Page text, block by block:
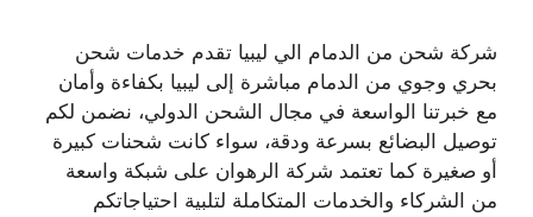
شركة شحن من الدمام الي ليبيا تقدم خدمات شحن
بحري وجوي من الدمام مباشرة إلى ليبيا بكفاءة وأمان
مع خبرتنا الواسعة في مجال الشحن الدولي، نضمن لكم
توصيل البضائع بسرعة ودقة، سواء كانت شحنات كبيرة
أو صغيرة كما تعتمد شركة الرهوان على شبكة واسعة
من الشركاء والخدمات المتكاملة لتلبية احتياجاتكم